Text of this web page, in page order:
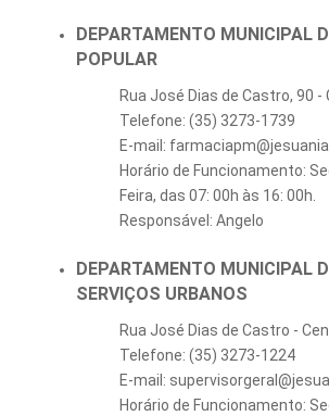
DEPARTAMENTO MUNICIPAL
POPULAR
Rua José Dias de Castro, 90 -
Telefone: (35) 3273-1739
E-mail:
Horário de Funcionamento:
Feira, das 07: 00h às 16: 00h.
Responsável: Angelo
DEPARTAMENTO MUNICIPAL
SERVIÇOS URBANOS
Rua José Dias de Castro -
Telefone: (35) 3273-1224
E-mail:
Horário de Funcionamento: